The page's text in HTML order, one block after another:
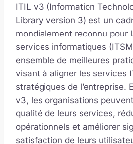
ITIL v3 (Information
Library version 3) est un
mondialement reconnu pour
services informatiques
ensemble de meilleures
visant à aligner les services
stratégiques de l’entreprise.
v3, les organisations
qualité de leurs services,
opérationnels et améliorer
satisfaction de leurs